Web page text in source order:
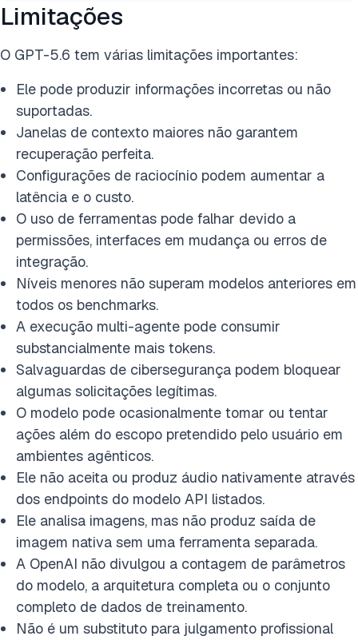
Limitações
O GPT-5.6 tem várias limitações importantes:
Ele pode produzir informações incorretas ou não
suportadas.
Janelas de contexto maiores não garantem
recuperação perfeita.
Configurações de raciocínio podem aumentar a
latência e o custo.
O uso de ferramentas pode falhar devido a
permissões, interfaces em mudança ou erros de
integração.
Níveis menores não superam modelos anteriores em
todos os benchmarks.
A execução multi-agente pode consumir
substancialmente mais tokens.
Salvaguardas de cibersegurança podem bloquear
algumas solicitações legítimas.
O modelo pode ocasionalmente tomar ou tentar
ações além do escopo pretendido pelo usuário em
ambientes agênticos.
Ele não aceita ou produz áudio nativamente através
dos endpoints do modelo API listados.
Ele analisa imagens, mas não produz saída de
imagem nativa sem uma ferramenta separada.
A OpenAI não divulgou a contagem de parâmetros
do modelo, a arquitetura completa ou o conjunto
completo de dados de treinamento.
Não é um substituto para julgamento profissional